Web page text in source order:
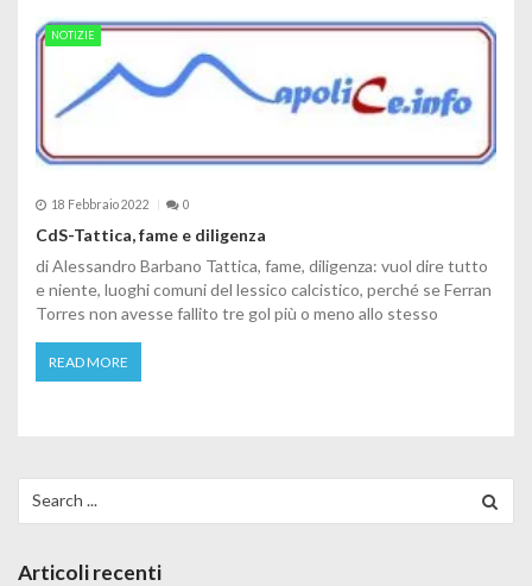
NOTIZIE
18 Febbraio 2022 0
CdS-Tattica, fame e diligenza
di Alessandro Barbano Tattica, fame, diligenza: vuol dire tutto
e niente, luoghi comuni del lessico calcistico, perché se Ferran
Torres non avesse fallito tre gol più o meno allo stesso
READ MORE
Articoli recenti